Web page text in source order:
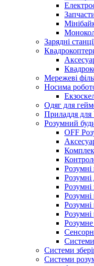
Зарядні
Мережеві
Носима
Одяг для
Приладдя для
Розумний
OFF
Розумні
Розумні
Розумні
Розумні
Розумні
Розумне
Системи
Системи
Системи